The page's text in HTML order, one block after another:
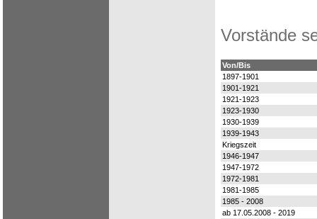
Vorstände
Von/Bis
1897-1901
1901-1921
1921-1923
1923-1930
1930-1939
1939-1943
Kriegszeit
1946-1947
1947-1972
1972-1981
1981-1985
1985 - 2008
ab 17.05.2008 - 2019